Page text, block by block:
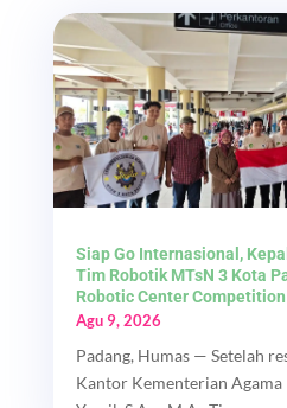
Siap Go Internasional,
Tim Robotik MTsN 3 Kota
Robotic Center
Agu 9, 2026
Padang, Humas — Setelah
Kantor Kementerian Agama